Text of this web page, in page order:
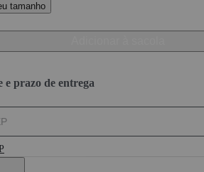
tamanho
e prazo de entrega